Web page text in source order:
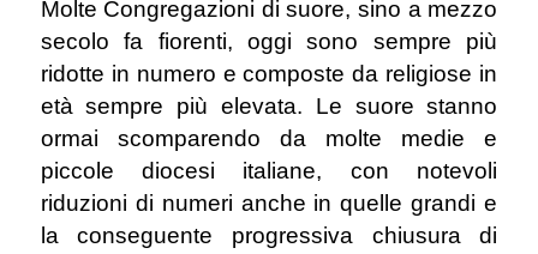
Molte Congregazioni di suore, sino a mezzo
secolo fa fiorenti, oggi sono sempre più
ridotte in numero e composte da religiose in
età sempre più elevata. Le suore stanno
ormai scomparendo da molte medie e
piccole diocesi italiane, con notevoli
riduzioni di numeri anche in quelle grandi e
la conseguente progressiva chiusura di